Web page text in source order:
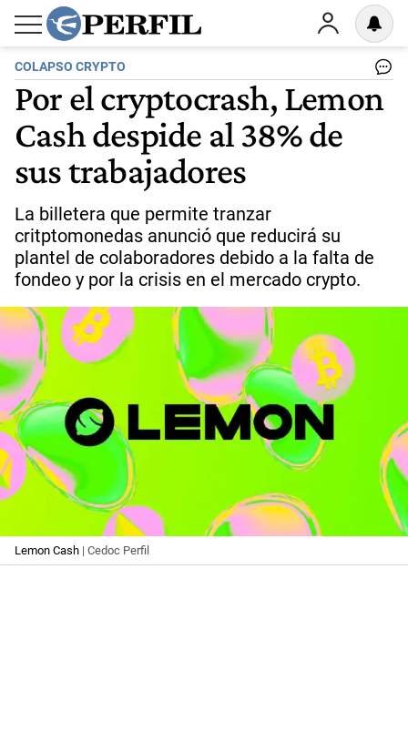
COLAPSO CRYPTO
Por el cryptocrash, Lemon
Cash despide al 38% de
sus trabajadores
La billetera que permite tranzar
critptomonedas anunció que reducirá su
plantel de colaboradores debido a la falta de
fondeo y por la crisis en el mercado crypto.
Lemon Cash | Cedoc Perfil